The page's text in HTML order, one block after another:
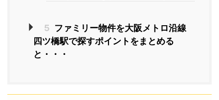
5 ファミリー物件を大阪メトロ沿線
四ツ橋駅で探すポイントをまとめる
と・・・